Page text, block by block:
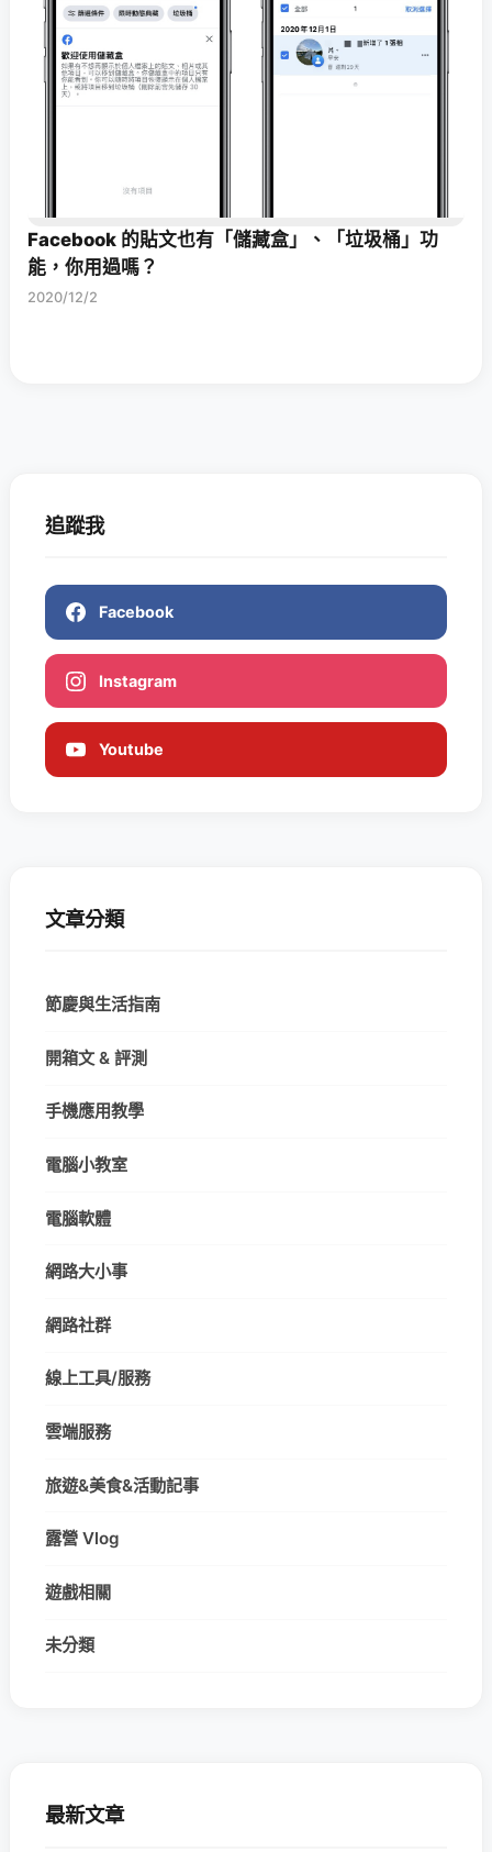
Facebook 的貼文也有「儲藏盒」、「垃圾桶」功
能，你用過嗎？
2020/12/2
追蹤我
Facebook
Instagram
Youtube
文章分類
節慶與生活指南
開箱文 & 評測
手機應用教學
電腦小教室
電腦軟體
網路大小事
網路社群
線上工具/服務
雲端服務
旅遊&美食&活動記事
露營 Vlog
遊戲相關
未分類
最新文章